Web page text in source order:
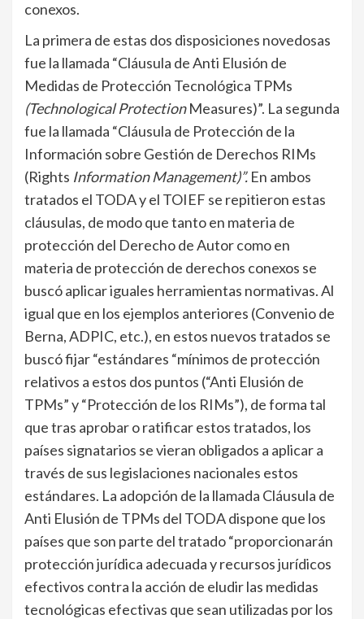
conexos.
La primera de estas dos disposiciones novedosas
fue la llamada “Cláusula de Anti Elusión de
Medidas de Protección Tecnológica TPMs
(Technological ProtectionMeasures)”. La segunda
fue la llamada “Cláusula de Protección de la
Información sobre Gestión de Derechos RIMs
(Rights Information Management)”. En ambos
tratados el TODA y el TOIEF se repitieron estas
cláusulas, de modo que tanto en materia de
protección del Derecho de Autor como en
materia de protección de derechos conexos se
buscó aplicar iguales herramientas normativas. Al
igual que en los ejemplos anteriores (Convenio de
Berna, ADPIC, etc.), en estos nuevos tratados se
buscó fijar “estándares “mínimos de protección
relativos a estos dos puntos (“Anti Elusión de
TPMs” y “Protección de los RIMs”), de forma tal
que tras aprobar o ratificar estos tratados, los
países signatarios se vieran obligados a aplicar a
través de sus legislaciones nacionales estos
estándares. La adopción de la llamada Cláusula de
Anti Elusión de TPMs del TODA dispone que los
países que son parte del tratado “proporcionarán
protección jurídica adecuada y recursos jurídicos
efectivos contra la acción de eludir las medidas
tecnológicas efectivas que sean utilizadas por los